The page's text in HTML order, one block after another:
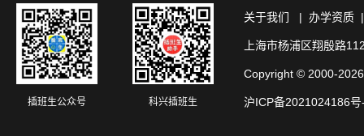
插班生公众号 科兴插班生
关于我们 | 办学资质
上海市杨浦区翔殷路
Copyright © 2000-
沪ICP备2021024186号